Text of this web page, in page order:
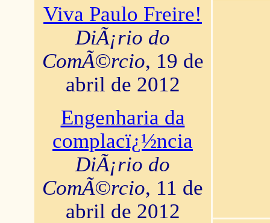
Viva Paulo Freire!
DiÃ¡rio do
ComÃ©rcio, 19 de
abril de 2012
Engenharia da
complacï¿½ncia
DiÃ¡rio do
ComÃ©rcio, 11 de
abril de 2012